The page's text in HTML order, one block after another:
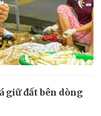
giữ đất bên dòng